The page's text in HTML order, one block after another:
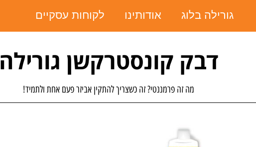
גורילה בלוג אודותינו לקוחות עסקיים
דבק קונסטרקשן גורילה
מה זה פרמננטי? זה כשצריך להתקין אביזר פעם אחת ולתמיד!